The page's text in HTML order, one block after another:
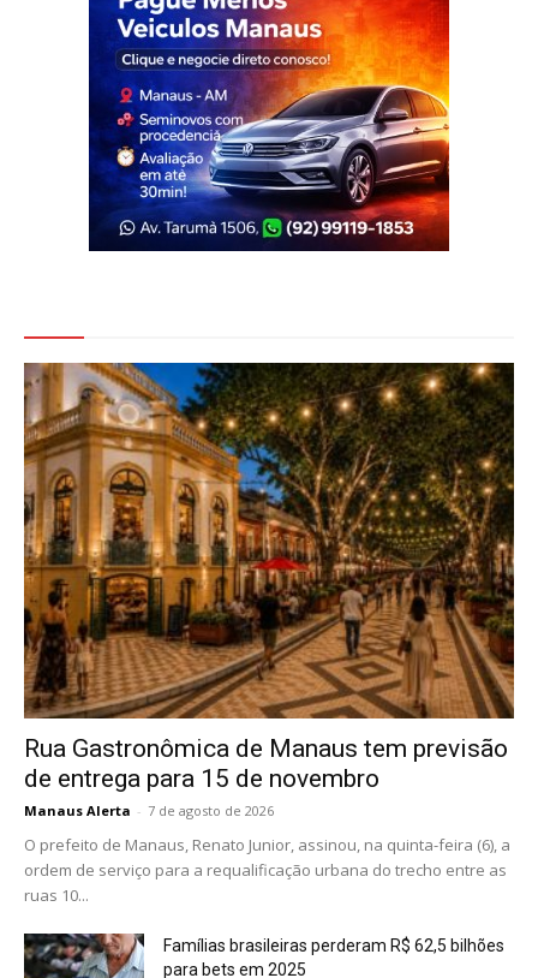
Rua Gastronômica de Manaus tem previsão
de entrega para 15 de novembro
Manaus Alerta - 7 de agosto de 2026
O prefeito de Manaus, Renato Junior, assinou, na quinta-feira (6), a
ordem de serviço para a requalificação urbana do trecho entre as
ruas 10...
Famílias brasileiras perderam R$ 62,5 bilhões
para bets em 2025